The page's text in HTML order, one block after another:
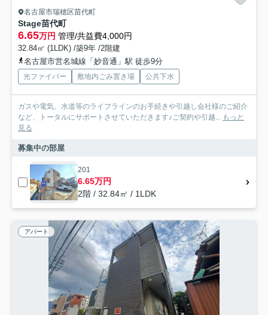
名古屋市瑞穂区苗代町
Stage苗代町
6.65万円 管理/共益費4,000円
32.84㎡ (1LDK) /築9年 /2階建
名古屋市営名城線「妙音通」駅 徒歩9分
光ファイバー 敷地内ごみ置き場 公共下水
ガスや電気、水道等のライフラインのお手続きや引越し会社様のご紹介
など、トータルにサポートさせていただきます♪ご契約や引越... もっと
見る
募集中の部屋
201
6.65万円
2階 / 32.84㎡ / 1LDK
アパート